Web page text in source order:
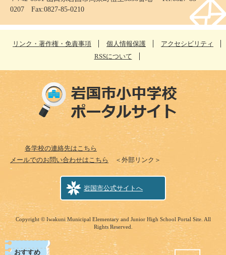
0207 Fax:0827-85-0210
リンク・著作権・免責事項 個人情報保護
アクセシビリティ
RSSについて
各学校の連絡先はこちら
メールでのお問い合わせはこちら
＜外部リンク＞
岩国市公式サイトへ
Copyright © Iwakuni Municipal Elementary and Junior High School Portal Site. All
Rights Reserved.
おすすめ